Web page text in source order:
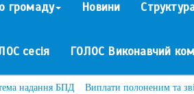
громаду Новини
сесія ГОЛОС Виконавчий
Виплати полоненим та
надання БПД